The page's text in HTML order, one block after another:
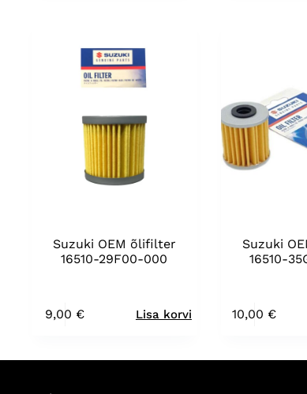
Suzuki OEM õlifilter
16510-29F00-000
9,00 € Lisa korvi
Suzuki
16510-
10,00 €